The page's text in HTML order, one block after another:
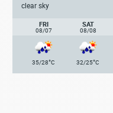
clear sky
FRI
08/07
SAT
08/08
35/28°C 32/25°C